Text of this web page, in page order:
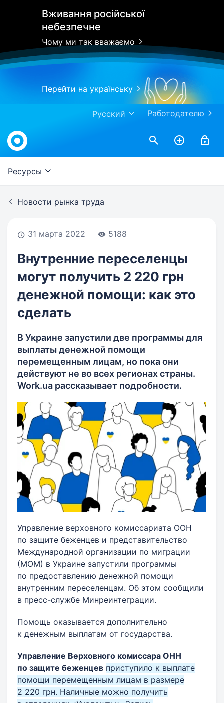
Вживання російської
небезпечне
Чому ми так вважаємо
Перейти на українську
Работодателю
Русский
Work.ua
Ресурсы
Новости рынка труда
31 марта 2022 5188
Внутренние переселенцы
могут получить 2 220 грн
денежной помощи: как это
сделать
В Украине запустили две программы для
выплаты денежной помощи
перемещенным лицам, но пока они
действуют не во всех регионах страны.
Work.ua рассказывает подробности.
Управление верховного комиссариата ООН
по защите беженцев и представительство
Международной организации по миграции
(МОМ) в Украине запустили программы
по предоставлению денежной помощи
внутренним переселенцам. Об этом сообщили
в пресс-службе Минреинтеграции.
Помощь оказывается дополнительно
к денежным выплатам от государства.
Управление Верховного комиссара ОНН
по защите беженцев приступило к выплате
помощи перемещенным лицам в размере
2 220 грн. Наличные можно получить